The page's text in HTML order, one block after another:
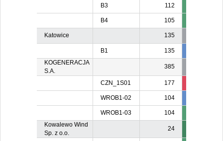
B3 112
B4 105
Katowice 135
B1 135
KOGENERACJA
S.A.
385
CZN_1S01 177
WROB1-02 104
WROB1-03
104
Kowalewo Wind
Sp. z o.o.
24